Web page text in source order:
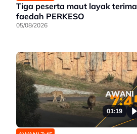
Tiga peserta maut layak terima
faedah PERKESO
05/08/2026
01:19